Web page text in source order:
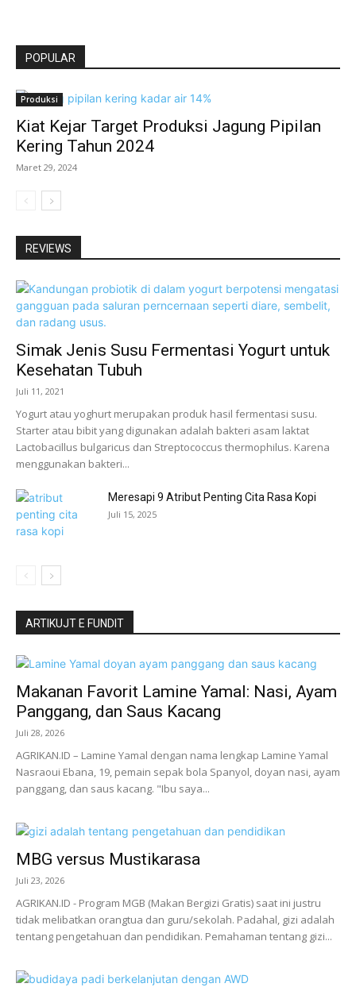
POPULAR
Produksi
Kiat Kejar Target Produksi Jagung Pipilan
Kering Tahun 2024
Maret 29, 2024
REVIEWS
Simak Jenis Susu Fermentasi Yogurt untuk
Kesehatan Tubuh
Juli 11, 2021
Yogurt atau yoghurt merupakan produk hasil fermentasi susu.
Starter atau bibit yang digunakan adalah bakteri asam laktat
Lactobacillus bulgaricus dan Streptococcus thermophilus. Karena
menggunakan bakteri...
Meresapi 9 Atribut Penting Cita Rasa Kopi
Juli 15, 2025
ARTIKUJT E FUNDIT
Makanan Favorit Lamine Yamal: Nasi, Ayam
Panggang, dan Saus Kacang
Juli 28, 2026
AGRIKAN.ID – Lamine Yamal dengan nama lengkap Lamine Yamal
Nasraoui Ebana, 19, pemain sepak bola Spanyol, doyan nasi, ayam
panggang, dan saus kacang. "Ibu saya...
MBG versus Mustikarasa
Juli 23, 2026
AGRIKAN.ID - Program MGB (Makan Bergizi Gratis) saat ini justru
tidak melibatkan orangtua dan guru/sekolah. Padahal, gizi adalah
tentang pengetahuan dan pendidikan. Pemahaman tentang gizi...